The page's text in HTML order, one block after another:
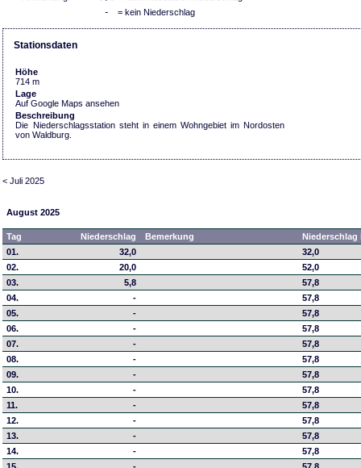
- = kein Niederschlag
Stationsdaten
Höhe
714 m
Lage
Auf Google Maps ansehen
Beschreibung
Die Niederschlagsstation steht in einem Wohngebiet im Nordosten
von Waldburg.
< Juli 2025
August 2025
Tag Niederschlag Bemerkung
01.
32,0
32,0
02.
20,0
52,0
03.
5,8
57,8
04.
-
57,8
05.
-
57,8
06.
-
57,8
07.
-
57,8
08.
-
57,8
09.
-
57,8
10.
-
57,8
11.
-
57,8
12.
-
57,8
13.
-
57,8
14.
-
57,8